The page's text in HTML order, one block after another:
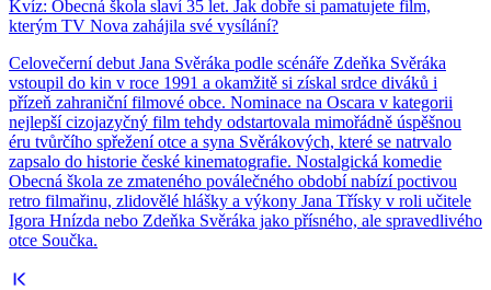
Kvíz: Obecná škola slaví 35 let. Jak dobře si pamatujete film,
kterým TV Nova zahájila své vysílání?
Celovečerní debut Jana Svěráka podle scénáře Zdeňka Svěráka
vstoupil do kin v roce 1991 a okamžitě si získal srdce diváků i
přízeň zahraniční filmové obce. Nominace na Oscara v kategorii
nejlepší cizojazyčný film tehdy odstartovala mimořádně úspěšnou
éru tvůrčího spřežení otce a syna Svěrákových, které se natrvalo
zapsalo do historie české kinematografie. Nostalgická komedie
Obecná škola ze zmateného poválečného období nabízí poctivou
retro filmařinu, zlidovělé hlášky a výkony Jana Třísky v roli učitele
Igora Hnízda nebo Zdeňka Svěráka jako přísného, ale spravedlivého
otce Součka.